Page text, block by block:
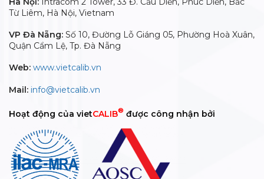
Từ Liêm, Hà Nội, Vietnam
VP Đà Nẵng: Số 10, Đường Lỗ Giáng 05, Phường Hoà Xuân,
Quận Cẩm Lệ, Tp. Đà Nẵng
Web: www.vietcalib.vn
Mail: info@vietcalib.vn
Hoạt động của vietCALIB® được công nhận bởi